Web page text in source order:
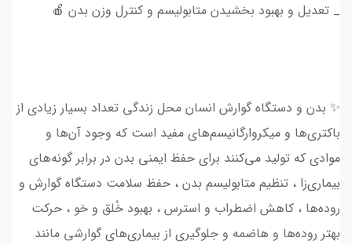
_ تعدیل و بهبود بخشیدن متابولیسم و کنترل وزن بدن 🍎
✨ بدن و دستگاه گوارش انسان محل زندگی تعداد بسیار زیادی از
باکتر‌ی‌ها و میکروارگانیسم‌های مفید است که وجود آن‌ها و
موادی که تولید می‌کنند برای حفظ ایمنی بدن در برابر گونه‌های
بیماری‌زا ، تنظیم متابولیسم بدن ، حفظ سلامت دستگاه گوارش و
روده‌ها ، کاهش اضطراب و استرس ، بهبود خُلق و خو ، حرکت
بهتر روده‌ها و هاضمه و جلوگیری از بیماری‌های گوارشی مانند